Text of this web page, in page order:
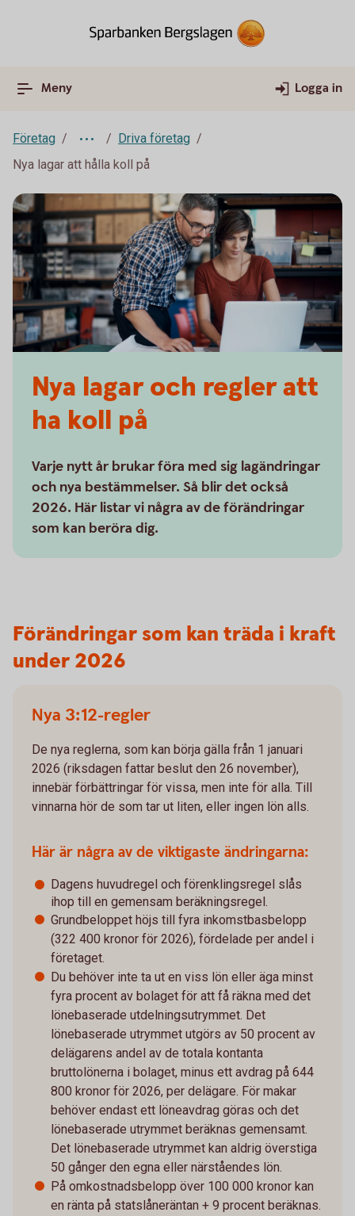
Meny Logga in
Företag
Driva företag
Nya lagar att hålla koll på
Nya lagar och regler att
ha koll på
Varje nytt år brukar föra med sig lagändringar
och nya bestämmelser. Så blir det också
2026. Här listar vi några av de förändringar
som kan beröra dig.
Förändringar som kan träda i kraft
under 2026
Nya 3:12-regler
De nya reglerna, som kan börja gälla från 1 januari
2026 (riksdagen fattar beslut den 26 november),
innebär förbättringar för vissa, men inte för alla. Till
vinnarna hör de som tar ut liten, eller ingen lön alls.
Här är några av de viktigaste ändringarna:
Dagens huvudregel och förenklingsregel slås
ihop till en gemensam beräkningsregel.
Grundbeloppet höjs till fyra inkomstbasbelopp
(322 400 kronor för 2026), fördelade per andel i
företaget.
Du behöver inte ta ut en viss lön eller äga minst
fyra procent av bolaget för att få räkna med det
lönebaserade utdelningsutrymmet. Det
lönebaserade utrymmet utgörs av 50 procent av
delägarens andel av de totala kontanta
bruttolönerna i bolaget, minus ett avdrag på 644
800 kronor för 2026, per delägare. För makar
behöver endast ett löneavdrag göras och det
lönebaserade utrymmet beräknas gemensamt.
Det lönebaserade utrymmet kan aldrig överstiga
50 gånger den egna eller närståendes lön.
På omkostnadsbelopp över 100 000 kronor kan
en ränta på statslåneräntan + 9 procent beräknas.